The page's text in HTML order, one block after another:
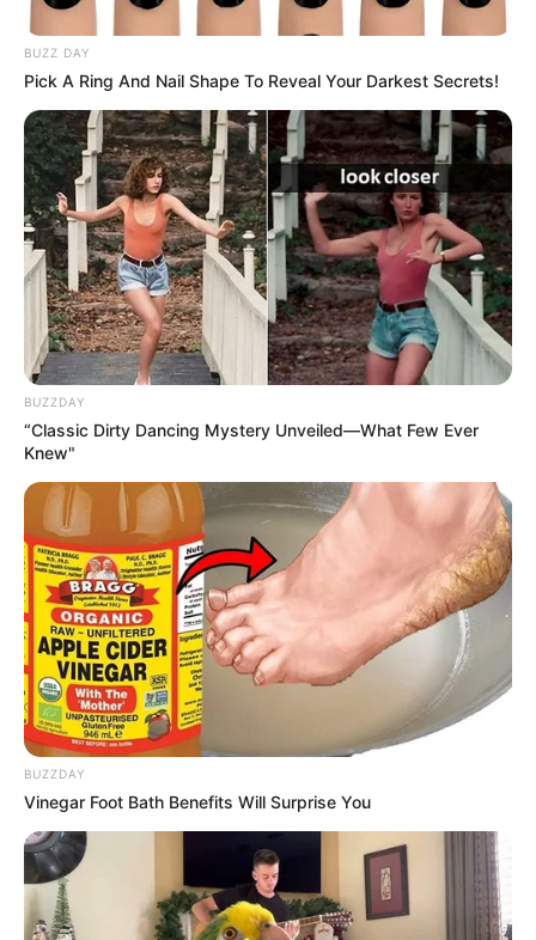
Notre Coup de Poker:2 TAIRANN
Le Bruit d’écurie:
Qui sait pour un beau Couplé combiné en 3 chevaux
Gagnant et/ou Placé.
…
Découvrez le Cheval du jour
BUZZ DAY
Pick A Ring And Nail Shape To Reveal Your Darkest Secrets!
BUZZDAY
“Classic Dirty Dancing Mystery Unveiled—What Few Ever
Knew"
BUZZDAY
Vinegar Foot Bath Benefits Will Surprise You